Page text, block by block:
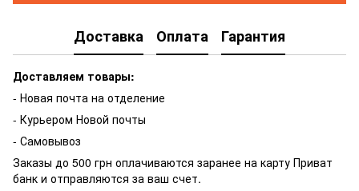
Доставка Оплата Гарантия
Доставляем товары:
- Новая почта на отделение
- Курьером Новой почты
- Самовывоз
Заказы до 500 грн оплачиваются заранее на карту Приват
банк и отправляются за ваш счет.